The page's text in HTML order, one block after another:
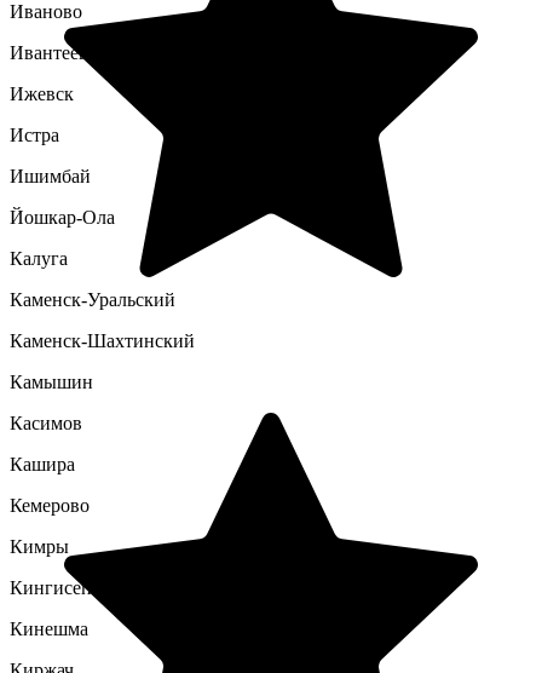
Иваново
Ивантеевка
Ижевск
Истра
Ишимбай
Йошкар-Ола
Калуга
Каменск-Уральский
Каменск-Шахтинский
Камышин
Касимов
Кашира
Кемерово
Кимры
Кингисепп
Кинешма